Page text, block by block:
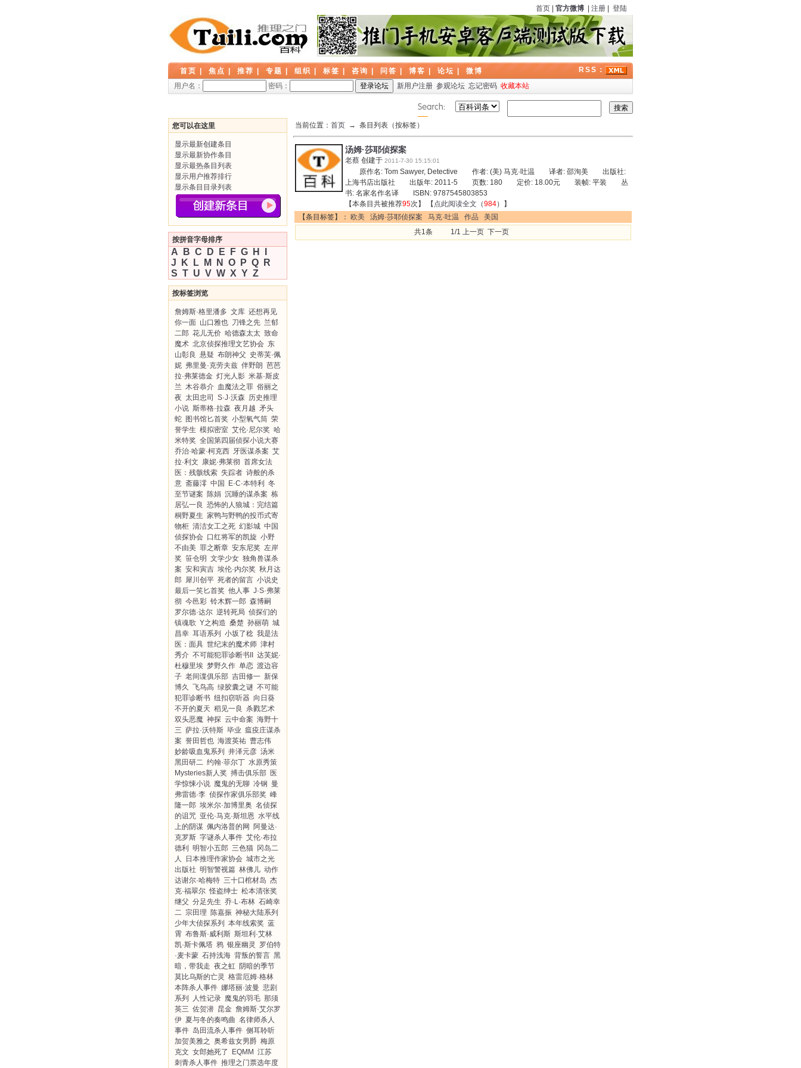
首页 官方微博 注册 登陆
首页 焦点 推荐 专题 组织 标签 咨询 问答 博客 论坛 微博
RSS：
用户名：
密码： 新用户注册 参观论坛 忘记密码 收藏本站
您可以在这里
显示最新创建条目
显示最新协作条目
显示最热条目列表
显示用户推荐排行
显示条目目录列表
按拼音字母排序
A B C D E F G H
J
K L M N O P Q
R
S T U V W X Y Z
按标签浏览
詹姆斯·格里潘多 文库 还想再见
你一面 山口雅也 刀锋之先 兰郁
二郎 花儿无价 哈德森太太 致命
魔术 北京侦探推理文艺协会 东
山彰良 悬疑 布朗神父 史蒂芙·佩
妮 弗里曼·克劳夫兹 伴野朗 芭芭
拉·弗莱德金 灯光人影 米基·斯皮
兰 木谷恭介 血魔法之罪 俗丽之
夜 太田忠司 S·J·沃森 历史推理
小说 斯蒂格·拉森 夜月越 矛头
蛇 图书馆匕首奖 小型氧气筒 荣
誉学生 模拟密室 艾伦·尼尔奖 哈
米特奖 全国第四届侦探小说大赛
乔治·哈蒙·柯克西 牙医谋杀案 艾
拉·利文 康妮·弗莱彻 首席女法
医：残骸线索 失踪者 诗般的杀
意 斋藤澪 中国 E·C·本特利
冬
至节谜案 陈娟 沉睡的谋杀案 栋
居弘一良 恐怖的人狼城：完结篇
桐野夏生 家鸭与野鸭的投币式寄
物柜 清洁女工之死 幻影城 中国
侦探协会 口红将军的凯旋 小野
不由美 罪之断章 安东尼奖 左岸
奖 笹仓明 文学少女 独角兽谋杀
案 安和寅吉 埃伦·内尔奖 秋月达
郎 犀川创平 死者的留言 小说史
最后一笑匕首奖 他人事 J·S·弗莱
彻 今邑彩 铃木辉一郎 森博嗣
罗尔德·达尔 逆转死局 侦探们的
镇魂歌 Y之构造 桑楚 孙丽萌 城
昌幸 耳语系列 小坂了稔 我是法
医：面具 世纪末的魔术师 津村
秀介 不可能犯罪诊断书II
达芙妮·
杜穆里埃 梦野久作 单恋 渡边容
子 老间谍俱乐部 吉田修一 新保
博久 飞鸟高 绿胶囊之谜 不可能
犯罪诊断书 纽扣窃听器 向日葵
不开的夏天 稻见一良 杀戮艺术
双头恶魔 神探 云中命案 海野十
三 萨拉·沃特斯 毕业 瘟疫庄谋杀
案 誉田哲也 海渡英祐 曹志伟
妙龄吸血鬼系列
井泽元彦 汤米
黑田研二 约翰·菲尔丁 水原秀策
Mysteries新人奖 搏击俱乐部 医
学惊悚小说 魔鬼的无聊 冷钢 曼
弗雷德·李 侦探作家俱乐部奖 峰
隆一郎 埃米尔·加博里奥 名侦探
的诅咒 亚伦·马克·斯坦恩 水平线
上的阴谋 佩内洛普的网
阿曼达·
克罗斯 字谜杀人事件 艾伦·布拉
德利
明智小五郎 三色猫 冈岛二
人
日本推理作家协会 城市之光
出版社 明智警视篇 林佛儿 动作
达谢尔·哈梅特 三十口棺材岛 杰
克·福翠尔 怪盗绅士 松本清张奖
继父 分足先生 乔·L·布林 石崎幸
二 宗田理 陈嘉振 神秘大陆系列
少年大侦探系列
本年线索奖 蓝
霄 布鲁斯·威利斯 斯坦利·艾林
凯·斯卡佩塔 鸦 银座幽灵
罗伯特
·麦卡蒙 石持浅海 背叛的誓言 黑
暗，带我走 夜之虹 阴暗的季节
莫比乌斯的亡灵 格雷厄姆·格林
本阵杀人事件 娜塔丽·波曼 悲剧
系列
人性记录 魔鬼的羽毛 那须
英三 佐贺潜 昆金 詹姆斯·艾尔罗
伊 夏与冬的奏鸣曲 名律师杀人
事件 岛田流杀人事件 侧耳聆听
加贺美雅之 奥希兹女男爵 梅原
克文 女郎她死了 EQMM 江苏
刺青杀人事件 推理之门票选年度
当前位置： 首页 → 条目列表（按标签）
汤姆·莎耶侦探案
老蔡 创建于 2011-7-30 15:15:01
原作名: Tom Sawyer, Detective 作者: (美) 马克·吐温 译者: 邵洵美 出版社:
上海书店出版社 出版年: 2011-5 页数: 180 定价: 18.00元 装帧: 平装 丛
书: 名家名作名译 ISBN: 9787545803853
【本条目共被推荐95次】 【 点此阅读全文 （984）】
【条目标签】： 欧美 汤姆·莎耶侦探案 马克·吐温 作品
美国
共1条 1/1 上一页 下一页